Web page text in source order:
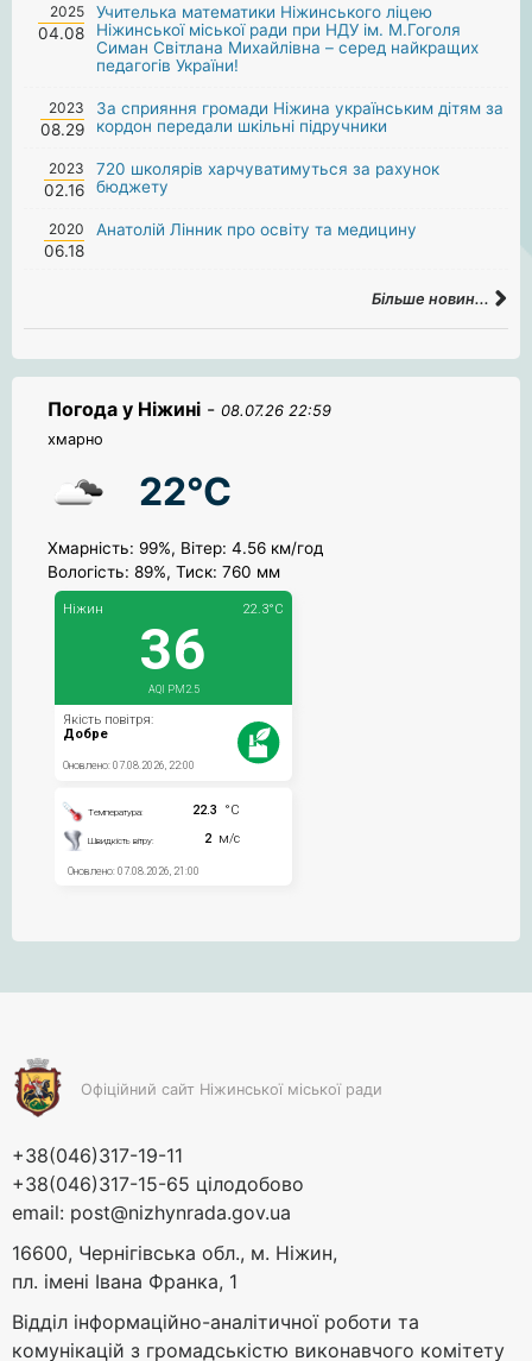
2025
04.08
Учителька математики Ніжинського ліцею
Ніжинської міської ради при НДУ ім. М.Гоголя
Симан Світлана Михайлівна – серед найкращих
педагогів України!
2023
08.29
За сприяння громади Ніжина українським дітям за
кордон передали шкільні підручники
2023
02.16
720 школярів харчуватимуться за рахунок
бюджету
2020
06.18
Анатолій Лінник про освіту та медицину
Більше новин...
Погода у Ніжині - 08.07.26 22:59
хмарно
22°C
Хмарність: 99%, Вітер: 4.56 км/год
Вологість: 89%, Тиск: 760 мм
Офіційний сайт Ніжинської міської ради
+38(046)317-19-11
+38(046)317-15-65 цілодобово
email: post@nizhynrada.gov.ua
16600, Чернігівська обл., м. Ніжин,
пл. імені Івана Франка, 1
Відділ інформаційно-аналітичної роботи та
комунікацій з громадськістю виконавчого комітету